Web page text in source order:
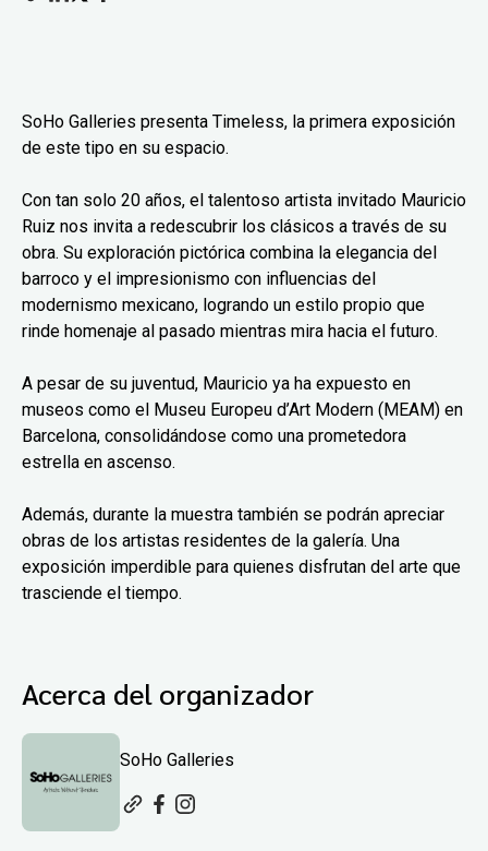
SoHo Galleries presenta Timeless, la primera exposición
de este tipo en su espacio.
Con tan solo 20 años, el talentoso artista invitado Mauricio
Ruiz nos invita a redescubrir los clásicos a través de su
obra. Su exploración pictórica combina la elegancia del
barroco y el impresionismo con influencias del
modernismo mexicano, logrando un estilo propio que
rinde homenaje al pasado mientras mira hacia el futuro.
A pesar de su juventud, Mauricio ya ha expuesto en
museos como el Museu Europeu d’Art Modern (MEAM) en
Barcelona, consolidándose como una prometedora
estrella en ascenso.
Además, durante la muestra también se podrán apreciar
obras de los artistas residentes de la galería. Una
exposición imperdible para quienes disfrutan del arte que
trasciende el tiempo.
Acerca del organizador
SoHo Galleries